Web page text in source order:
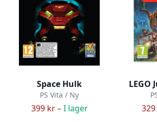
Space Hulk
PS Vita / Ny
399 kr –I lager
LEGO